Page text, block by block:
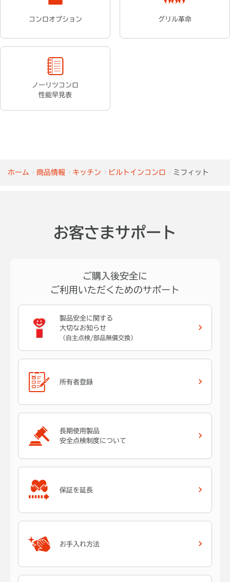
ホーム 商品情報 キッチン ビルトインコンロ ミフィット
コンロオプション グリル革命
ノーリツコンロ
性能早見表
お客さまサポート
ご購入後安全に
ご利用いただくためのサポート
製品安全に関する
大切なお知らせ
（自主点検/部品無償交換）
所有者登録
長期使用製品
安全点検制度について
保証を延長
お手入れ方法